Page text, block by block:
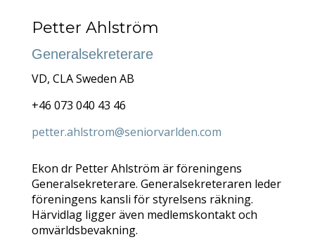
Petter Ahlström
Generalsekreterare
VD, CLA Sweden AB
+46 073 040 43 46
petter.ahlstrom@seniorvarlden.com
Ekon dr Petter Ahlström är föreningens
Generalsekreterare. Generalsekreteraren leder
föreningens kansli för styrelsens räkning.
Härvidlag ligger även medlemskontakt och
omvärldsbevakning.